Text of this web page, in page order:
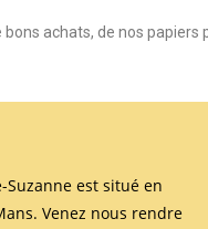
bons achats, de nos
Suzanne est situé en
Venez nous rendre